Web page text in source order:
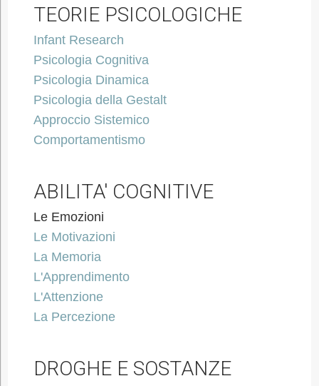
TEORIE PSICOLOGICHE
Infant Research
Psicologia Cognitiva
Psicologia Dinamica
Psicologia della Gestalt
Approccio Sistemico
Comportamentismo
ABILITA' COGNITIVE
Le Emozioni
Le Motivazioni
La Memoria
L'Apprendimento
L'Attenzione
La Percezione
DROGHE E SOSTANZE